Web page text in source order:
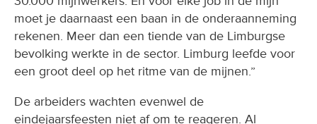
moet je daarnaast een baan in de onderaanneming
rekenen. Meer dan een tiende van de Limburgse
bevolking werkte in de sector. Limburg leefde voor
een groot deel op het ritme van de mijnen.”
De arbeiders wachten evenwel de
eindejaarsfeesten niet af om te reageren. Al